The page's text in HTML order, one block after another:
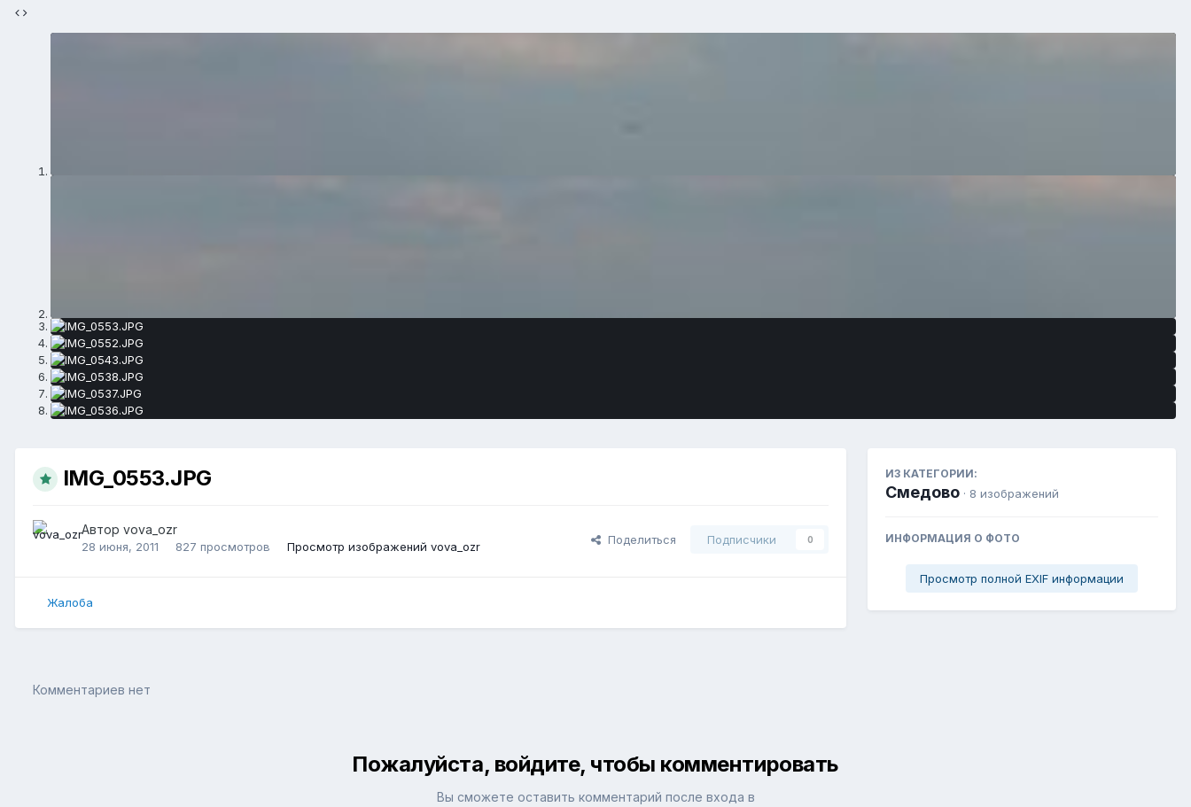
IMG_0553.JPG
Автор vova_ozr
28 июня, 2011 827 просмотров Просмотр изображений vova_ozr
Поделиться Подписчики 0
Жалоба
ИЗ КАТЕГОРИИ:
Смедово · 8 изображений
ИНФОРМАЦИЯ О ФОТО
Просмотр полной EXIF информации
Комментариев нет
Пожалуйста, войдите, чтобы комментировать
Вы сможете оставить комментарий после входа в